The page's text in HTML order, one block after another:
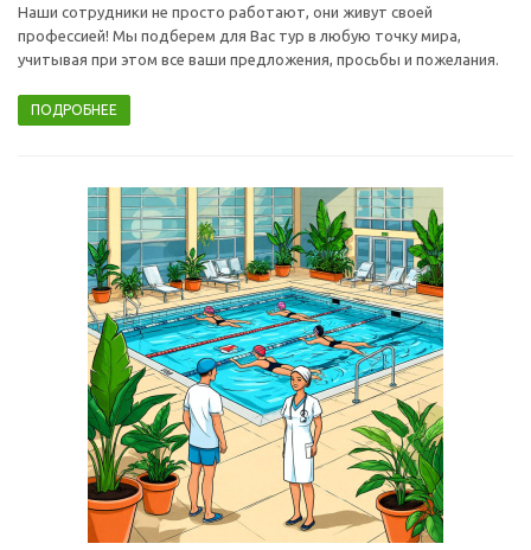
Наши сотрудники не просто работают, они живут своей
профессией! Мы подберем для Вас тур в любую точку мира,
учитывая при этом все ваши предложения, просьбы и пожелания.
ПОДРОБНЕЕ